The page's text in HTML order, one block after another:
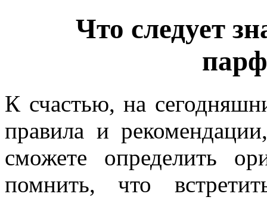
Что следует
К счастью, на
правила и
сможете определить
помнить, что